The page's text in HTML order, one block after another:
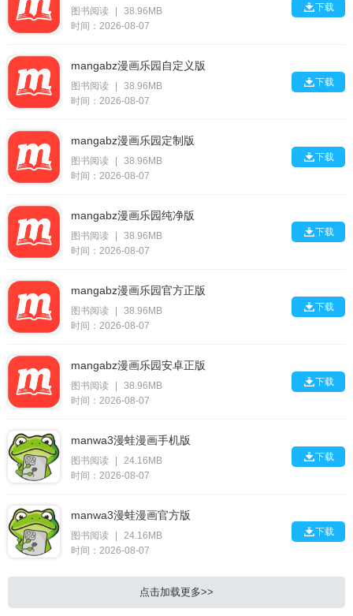
图书阅读
38.96MB
时间：2026-08-07
下载
mangabz漫画乐园自定义版
图书阅读
38.96MB
时间：2026-08-07
下载
mangabz漫画乐园定制版
图书阅读
38.96MB
时间：2026-08-07
下载
mangabz漫画乐园纯净版
图书阅读
38.96MB
时间：2026-08-07
下载
mangabz漫画乐园官方正版
图书阅读
38.96MB
时间：2026-08-07
下载
mangabz漫画乐园安卓正版
图书阅读
38.96MB
时间：2026-08-07
下载
manwa3漫蛙漫画手机版
图书阅读
24.16MB
时间：2026-08-07
下载
manwa3漫蛙漫画官方版
图书阅读
24.16MB
时间：2026-08-07
下载
点击加载更多>>